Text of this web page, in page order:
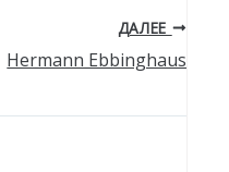
ДАЛЕЕ
Hermann Ebbinghaus